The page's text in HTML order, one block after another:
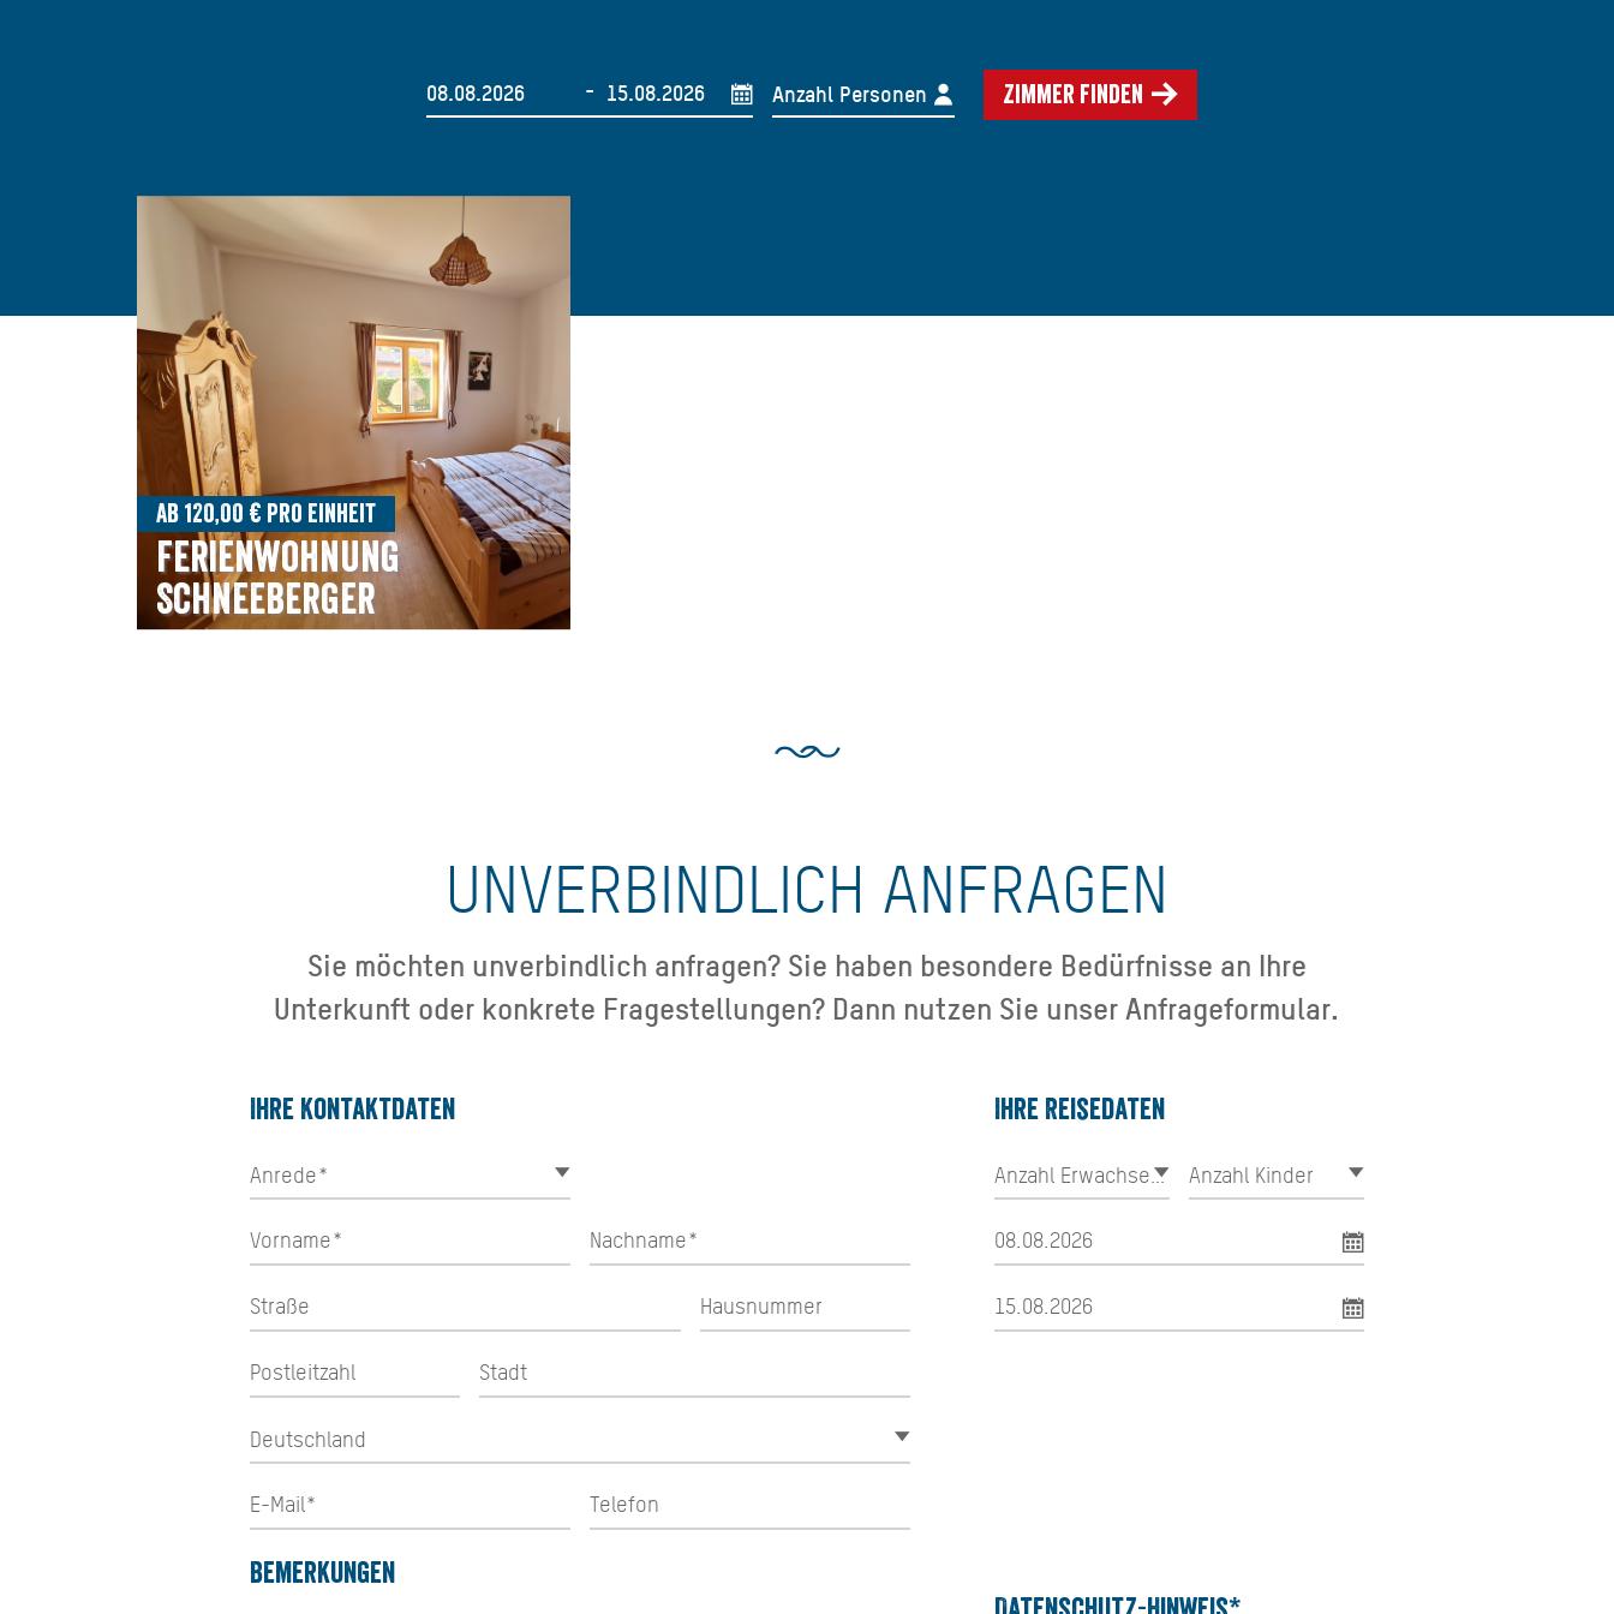
- Anzahl Personen Zimmer finden
Ab 120,00 € pro Einheit
Ferienwohnung
Schneeberger
UNVERBINDLICH ANFRAGEN
Sie möchten unverbindlich anfragen? Sie haben besondere Bedürfnisse an Ihre
Unterkunft oder konkrete Fragestellungen? Dann nutzen Sie unser Anfrageformular.
Ihre Kontaktdaten Ihre Reisedaten
Bemerkungen